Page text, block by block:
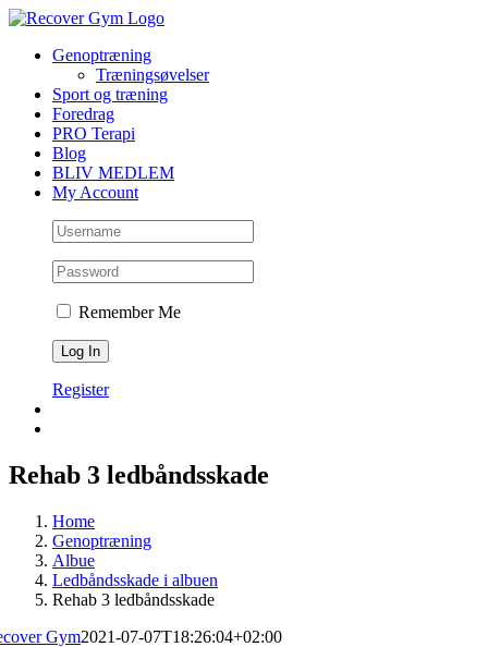
Skip
contentGenoptræning
Træningsøvelser
Sport og træning
Foredrag
PRO Terapi
Blog
BLIV MEDLEM
My Account
Remember Me
Register
Rehab 3 ledbåndsskade
Home
Genoptræning
Albue
Ledbåndsskade i albuen
Rehab 3 ledbåndsskade
Gym2021-07-07T18:26:04+02:00